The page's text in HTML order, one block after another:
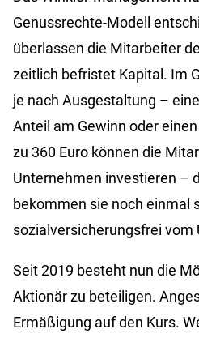
Genussrechte-Modell
überlassen die Mitarbeiter
zeitlich befristet Kapital. Im
je nach Ausgestaltung –
Anteil am Gewinn oder
zu 360 Euro können die
Unternehmen investieren –
bekommen sie noch einmal
sozialversicherungsfrei vom
Seit 2019 besteht nun die
Aktionär zu beteiligen.
Ermäßigung auf den Kurs.